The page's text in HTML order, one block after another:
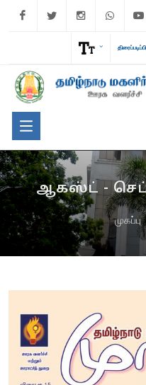
FacebookTwitterInstagram
ஆகஸ்ட் -
முகப்பு